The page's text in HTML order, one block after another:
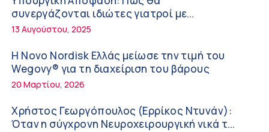
Διακοπές με ασφάλεια
6:20 πμ
Ειρήνη Ζίγκιρη (Ερρίκος Ντυνάν): H θερμική
καταπόνηση στους ηλικιωμένους
εργαζόμενους
6:11 πμ
Σύσκεψη στον ΕΟΦ για την ομαλή λειτουργία
της εφοδιαστικής αλυσίδας των φαρμάκων
στη διάρκεια του καλοκαιριού
12:08 μμ
συνεργάζονται ιδιώτες γιατροί με
νοσοκομεία του δημοσίου συστήματος
13 Αυγούστου, 2025
Η Novo Nordisk Ελλάς μείωσε την τιμή του
Wegovy® για τη διαχείριση του βάρους
20 Μαρτίου, 2026
Χρήστος Γεωργόπουλος (Ερρίκος Ντυνάν):
Όταν η σύγχρονη Νευροχειρουργική νικά το